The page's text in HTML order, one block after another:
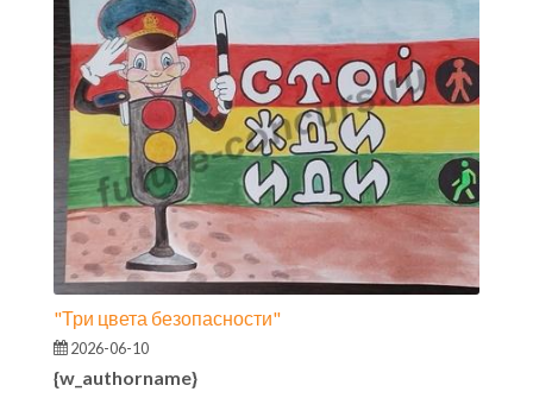
"Три цвета безопасности"
2026-06-10
{w_authorname}